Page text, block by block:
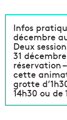
Infos
décembre
Deux
31
réservation
cette
grotte
14h30 ou de